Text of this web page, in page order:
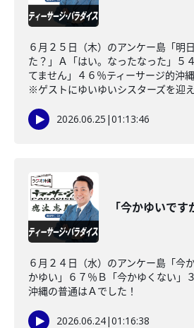
６月２５日（木）のアンケー島「明
た？」Ａ「はい。なったなった」５
てません」４６％ティーサージ的沖
※ゲストにゆいゆいシスターズを迎
2026.06.25 |01:13:46
「今かゆいです
６月２４日（水）のアンケー島「今
かゆい」６７％Ｂ「今かゆくない」
沖縄の普通はＡでした！
2026.06.24|01:16:38